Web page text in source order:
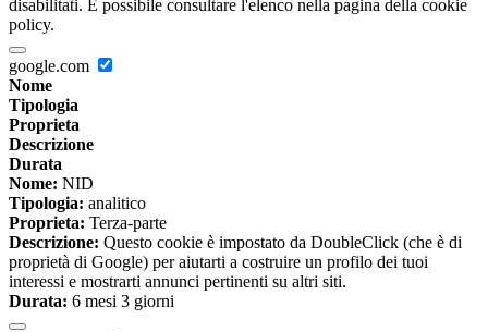
disabilitati. È possibile consultare l'elenco nella pagina della cookie
policy.
google.com
Nome
Tipologia
Proprieta
Descrizione
Durata
Nome: NID
Tipologia: analitico
Proprieta: Terza-parte
Descrizione: Questo cookie è impostato da DoubleClick (che è di
proprietà di Google) per aiutarti a costruire un profilo dei tuoi
interessi e mostrarti annunci pertinenti su altri siti.
Durata: 6 mesi 3 giorni